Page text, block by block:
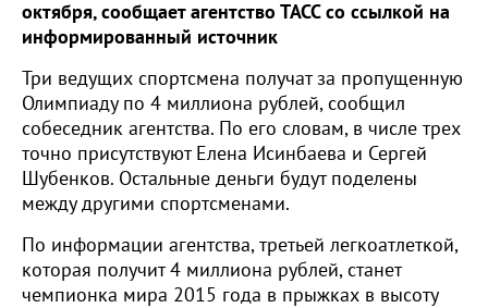
октября, сообщает агентство ТАСС со ссылкой на
информированный источник
Три ведущих спортсмена получат за пропущенную
Олимпиаду по 4 миллиона рублей, сообщил
собеседник агентства. По его словам, в числе трех
точно присутствуют Елена Исинбаева и Сергей
Шубенков. Остальные деньги будут поделены
между другими спортсменами.
По информации агентства, третьей легкоатлеткой,
которая получит 4 миллиона рублей, станет
чемпионка мира 2015 года в прыжках в высоту